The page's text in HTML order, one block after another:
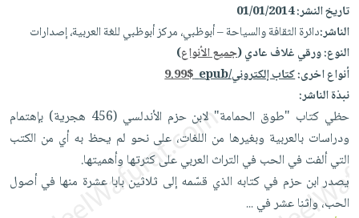
تحميل
iKitab
على
Apple
Apple
الشخصية
العناية
وتصفيف
الشعر
العناية
بالجسم
العناية
بالأسنان
الحمية
جديد
الكل
أواني
الطهي
أدوات
الخبز
أدوات
المائدة
الأوعية
متجر
الهدايا
أقسام
الأكثر
مبيعاً
العودة
شحن
مجاني
بنود
تاريخ النشر:01/01/2014
الناشر:دائرة الثقافة والسياحة – أبوظبي، مركز أبوظبي للغة العربية، إصدارات
النوع:ورقي غلاف عادي (جميع الأنواع)
أنواع اخرى:كتاب إلكتروني/epub
9.99$
نبذة الناشر:
حظي كتاب "طوق الحمامة" لابن حزم الأندلسي (456 هجرية) بإهتمام
ودراسات بالعربية وبغيرها من اللغات، على نحو لم يحظ به أي من الكتب
التي ألفت في الحب في التراث العربي على كثرتها وأهميتها.
يصدر ابن حزم في كتابه الذي قسّمه إلى ثلاثين بابا عشرة منها في أصول
الحب، واثنا عشر في...